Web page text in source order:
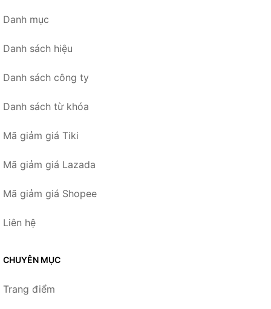
Danh mục
Danh sách hiệu
Danh sách công ty
Danh sách từ khóa
Mã giảm giá Tiki
Mã giảm giá Lazada
Mã giảm giá Shopee
Liên hệ
CHUYÊN MỤC
Trang điểm